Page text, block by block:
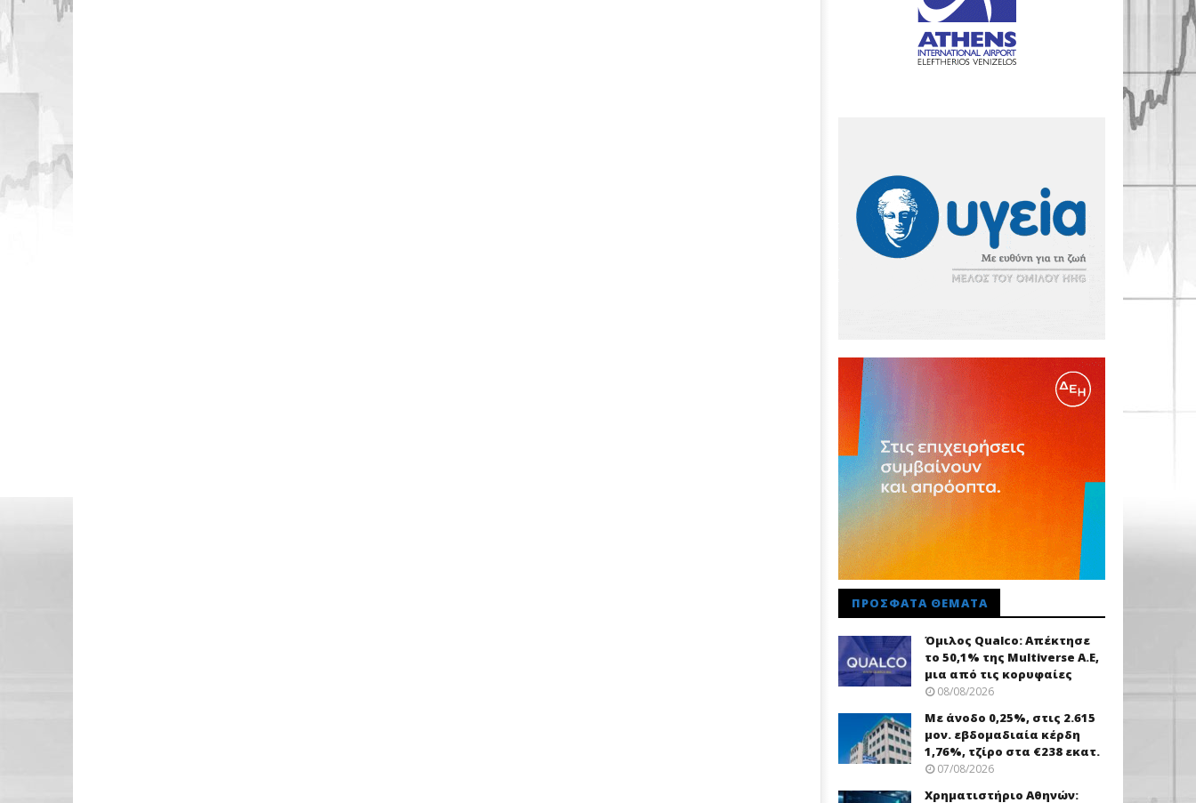
ΠΡΌΣΦΑΤΑ ΘΈΜΑΤΑ
Όμιλος Qualco: Απέκτησε
το 50,1% της Multiverse A.E,
μια από τις κορυφαίες
08/08/2026
Με άνοδο 0,25%, στις 2.615
μον. εβδομαδιαία κέρδη
1,76%, τζίρο στα €238 εκατ.
07/08/2026
Χρηματιστήριο Αθηνών: